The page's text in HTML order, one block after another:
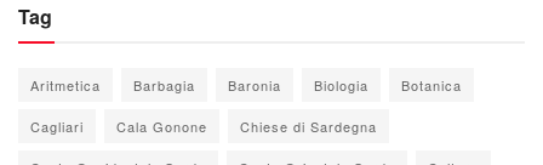
Tag
Aritmetica Barbagia Baronia Biologia Botanica
Cagliari Cala Gonone Chiese di Sardegna